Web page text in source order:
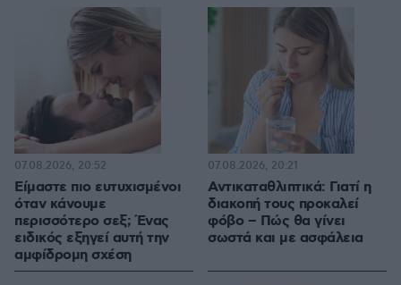
Είμαστε πιο ευτυχισμένοι
όταν κάνουμε
περισσότερο σεξ; Ένας
ειδικός εξηγεί αυτή την
αμφίδρομη σχέση
07.08.2026, 20:52
Αντικαταθλιπτικά: Γιατί η
διακοπή τους προκαλεί
φόβο – Πώς θα γίνει
σωστά και με ασφάλεια
07.08.2026, 20:21